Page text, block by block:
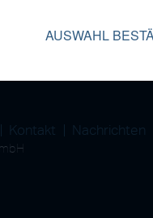
Kontakt Nachrichten
AUSWAHL